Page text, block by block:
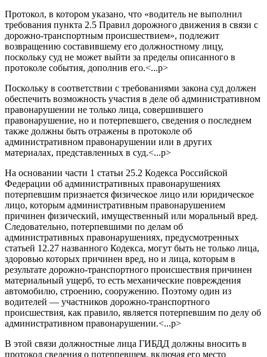
Протокол, в котором указано, что «водитель не выполнил
требования пункта 2.5 Правил дорожного движения в связи с
дорожно-транспортным происшествием», подлежит
возвращению составившему его должностному лицу,
поскольку суд не может выйти за пределы описанного в
протоколе события, дополнив его.<...p>
Поскольку в соответствии с требованиями закона суд должен
обеспечить возможность участия в деле об административном
правонарушении не только лица, совершившего
правонарушение, но и потерпевшего, сведения о последнем
также должны быть отражены в протоколе об
административном правонарушении или в других
материалах, представленных в суд.<...p>
На основании части 1 статьи 25.2 Кодекса Российской
Федерации об административных правонарушениях
потерпевшим признается физическое лицо или юридическое
лицо, которым административным правонарушением
причинен физический, имущественный или моральный вред.
Следовательно, потерпевшими по делам об
административных правонарушениях, предусмотренных
статьей 12.27 названного Кодекса, могут быть не только лица,
здоровью которых причинен вред, но и лица, которым в
результате дорожно-транспортного происшествия причинен
материальный ущерб, то есть механические повреждения
автомобилю, строению, сооружению. Поэтому один из
водителей — участников дорожно-транспортного
происшествия, как правило, является потерпевшим по делу об
административном правонарушении.<...p>
В этой связи должностные лица ГИБДД должны вносить в
протокол сведения о потерпевшем, включая его место